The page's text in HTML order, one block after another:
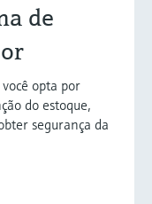
de
opta por
do estoque,
segurança da